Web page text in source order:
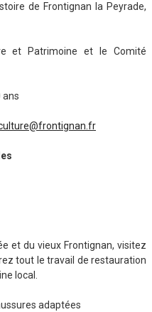
de Frontignan la Peyrade,
et Patrimoine et le Comité
ans
et du vieux Frontignan, visitez
tout le travail de restauration
local.
adaptées